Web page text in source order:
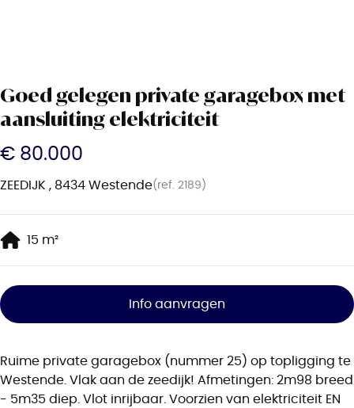
Goed gelegen private garagebox met
aansluiting elektriciteit
€ 80.000
ZEEDIJK , 8434 Westende(ref. 2189)
15 m²
Info aanvragen
Ruime private garagebox (nummer 25) op topligging te
Westende. Vlak aan de zeedijk! Afmetingen: 2m98 breed
- 5m35 diep. Vlot inrijbaar. Voorzien van elektriciteit EN